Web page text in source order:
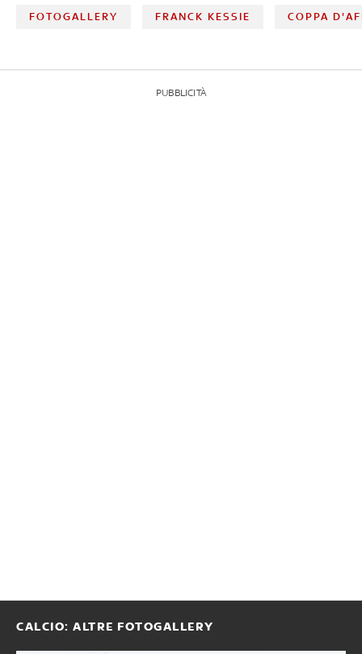
FOTOGALLERY FRANCK KESSIE COPPA
PUBBLICITÀ
CALCIO: ALTRE FOTOGALLERY